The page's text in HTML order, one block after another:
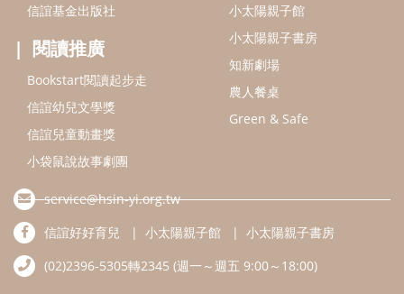
信誼基金出版社
閱讀推廣
Bookstart閱讀起步走
信誼幼兒文學獎
信誼兒童動畫獎
小袋鼠說故事劇團
小太陽親子館
小太陽親子書房
知新劇場
農人餐桌
Green & Safe
service@hsin-yi.org.tw
信誼好好育兒
小太陽親子館
小太陽親子書房
(02)2396-5305轉2345 (週一～週五 9:00～18:00)